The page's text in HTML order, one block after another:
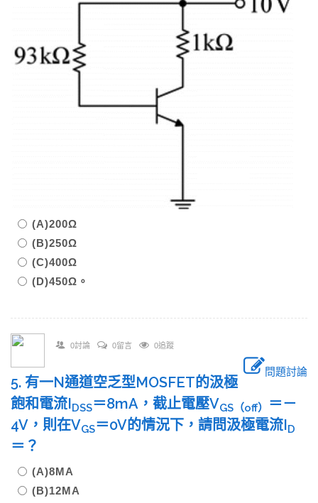
(A)200Ω
(B)250Ω
(C)400Ω
(D)450Ω。
0討論 0留言 0追蹤
問題討論
5. 有一N通道空乏型MOSFET的汲極
飽和電流IDSS＝8mA，截止電壓VGS （off）
＝－
4V，則在VGS＝0V的情況下，請問汲極電流ID
＝？
(A)8MA
(B)12MA